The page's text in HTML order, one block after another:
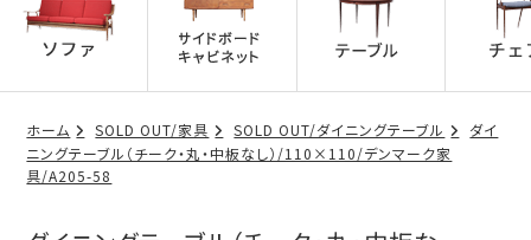
ホーム SOLD OUT/家具 SOLD OUT/ダイニングテーブル
ダイ
ニングテーブル（チーク・丸・中板なし）/110×110/デンマーク家
具/A205-58